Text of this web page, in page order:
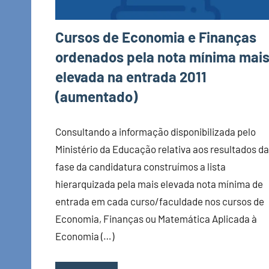
Cursos de Economia e Finanças
ordenados pela nota mínima mais
elevada na entrada 2011
(aumentado)
Consultando a informação disponibilizada pelo
Ministério da Educação relativa aos resultados da
fase da candidatura construímos a lista
hierarquizada pela mais elevada nota mínima de
entrada em cada curso/faculdade nos cursos de
Economia, Finanças ou Matemática Aplicada à
Economia (…)